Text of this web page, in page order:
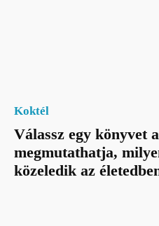
Koktél
Válassz egy könyvet
megmutathatja,
közeledik az